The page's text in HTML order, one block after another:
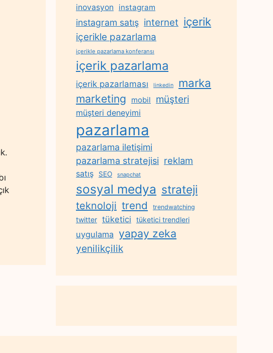
inovasyon instagram
instagram satış internet içerik
içerikle pazarlama
içerikle pazarlama konferansı
içerik pazarlama
içerik pazarlaması linkedin marka
marketing mobil müşteri
müşteri deneyimi
pazarlama
pazarlama iletişimi
pazarlama stratejisi reklam
satış SEO snapchat
sosyal medya strateji
teknoloji trend trendwatching
twitter tüketici tüketici trendleri
uygulama yapay zeka
yenilikçilik